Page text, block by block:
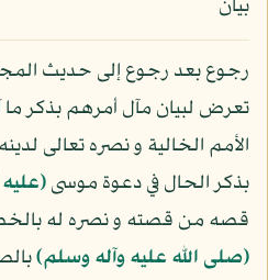
بيان
رجوع بعد رجوع إلى حديث
تعرض لبيان مآل أمرهم بذكر ما
الأمم الخالية و نصره تعالى
بذكر الحال في دعوة موسى
قصه من قصته و نصره له
(صلى الله عليه وآله وسلم)